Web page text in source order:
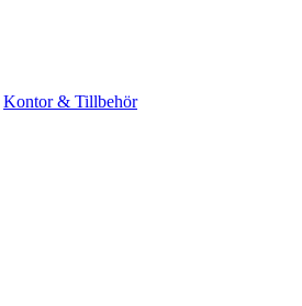
Kontor & Tillbehör